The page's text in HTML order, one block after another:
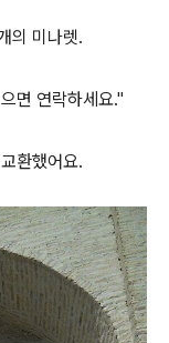
의 미나렛.
면 연락하세요."
환했어요.